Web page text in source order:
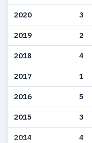
2020 3
2019 2
2018 4
2017 1
2016 5
2015 3
2014 4